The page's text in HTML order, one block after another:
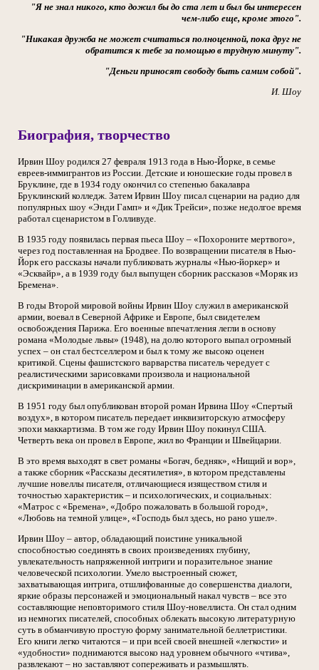
"Я не знал никого, кто дожил бы до ста лет и был бы интересен
чем-либо еще, кроме этого".
"Никакая дружба не может считаться полноценной, пока друг не
обратится к тебе за помощью в трудную минуту".
"Деньги приносят свободу быть самим собой".
И. Шоу
Биография, творчество
Ирвин Шоу родился 27 февраля 1913 года в Нью-Йорке, в семье
евреев-иммигрантов из России. Детские и юношеские годы провел в
Бруклине, где в 1934 году окончил со степенью бакалавра
Бруклинский колледж. Затем Ирвин Шоу писал сценарии на радио для
популярных шоу «Энди Гамп» и «Дик Трейси», позже недолгое время
работал сценаристом в Голливуде.
В 1935 году появилась первая пьеса Шоу – «Похороните мертвого»,
через год поставленная на Бродвее. По возвращении писателя в Нью-
Йорк его рассказы начали публиковать журналы «Нью-йоркер» и
«Эсквайр», а в 1939 году был выпущен сборник рассказов «Моряк из
Бремена».
В годы Второй мировой войны Ирвин Шоу служил в американской
армии, воевал в Северной Африке и Европе, был свидетелем
освобождения Парижа. Его военные впечатления легли в основу
романа «Молодые львы» (1948), на долю которого выпал огромный
успех – он стал бестселлером и был к тому же высоко оценен
критикой. Сцены фашистского варварства писатель чередует с
реалистическими зарисовками произвола и национальной
дискриминации в американской армии.
В 1951 году был опубликован второй роман Ирвина Шоу «Спертый
воздух», в котором писатель передает инквизиторскую атмосферу
эпохи маккартизма. В том же году Ирвин Шоу покинул США.
Четверть века он провел в Европе, жил во Франции и Швейцарии.
В это время выходят в свет романы «Богач, бедняк», «Нищий и вор»,
а также сборник «Рассказы десятилетия», в котором представлены
лучшие новеллы писателя, отличающиеся изяществом стиля и
точностью характеристик – и психологических, и социальных:
«Матрос с «Бремена», «Добро пожаловать в большой город»,
«Любовь на темной улице», «Господь был здесь, но рано ушел».
Ирвин Шоу – автор, обладающий поистине уникальной
способностью соединять в своих произведениях глубину,
увлекательность напряженной интриги и поразительное знание
человеческой психологии. Умело выстроенный сюжет,
захватывающая интрига, отшлифованные до совершенства диалоги,
яркие образы персонажей и эмоциональный накал чувств – все это
составляющие неповторимого стиля Шоу-новеллиста. Он стал одним
из немногих писателей, способных облекать высокую литературную
суть в обманчивую простую форму занимательной беллетристики.
Его книги легко читаются – и при всей своей внешней «легкости» и
«удобности» поднимаются высоко над уровнем обычного «чтива»,
развлекают – но заставляют сопереживать и размышлять.